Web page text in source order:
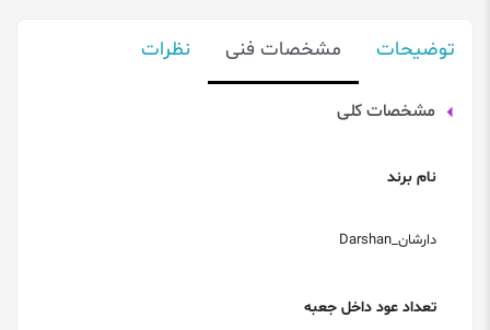
توضیحات مشخصات فنی نظرات
مشخصات کلی
نام برند
دارشان_Darshan
تعداد عود داخل جعبه